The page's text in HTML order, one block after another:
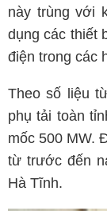
này trùng với
dụng các thiết
điện trong các
Theo số liệu
phụ tải toàn
mốc 500 MW.
từ trước đến
Hà Tĩnh.